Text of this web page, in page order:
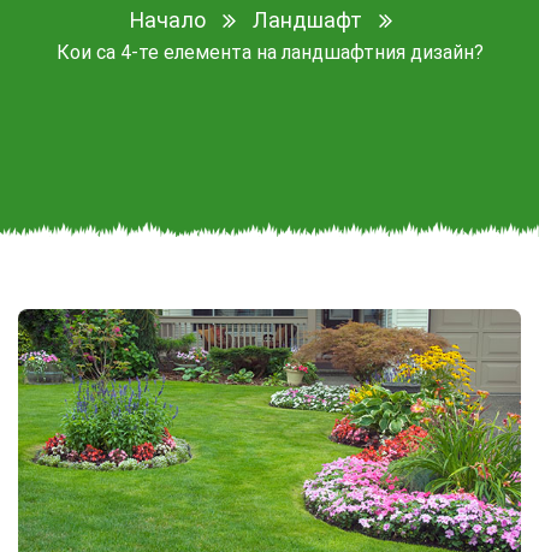
Начало Ландшафт
Кои са 4-те елемента на ландшафтния дизайн?